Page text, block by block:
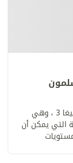
السلمون مليء بالأحماض الدهنية أوميغا 3 ، وهي
التي يمكن أن